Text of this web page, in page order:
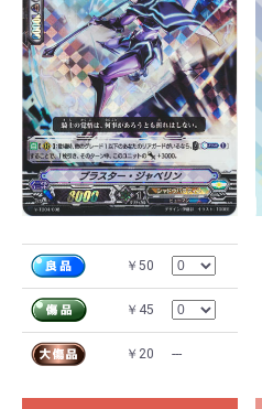
￥50
￥45
￥20 ---